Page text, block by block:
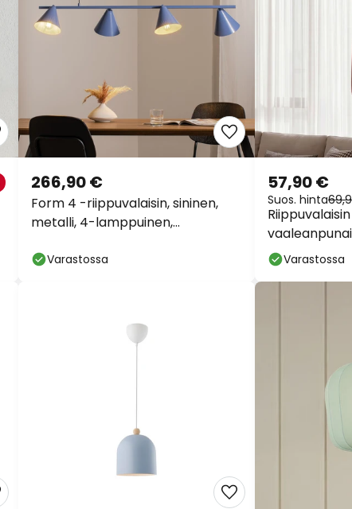
Form 4 -riippuvalaisin, sininen,
metalli, 4-lamppuinen,
266,90 €
Varastossa
lamppuinen,
57,90 €
Suos. hinta
Varastossa